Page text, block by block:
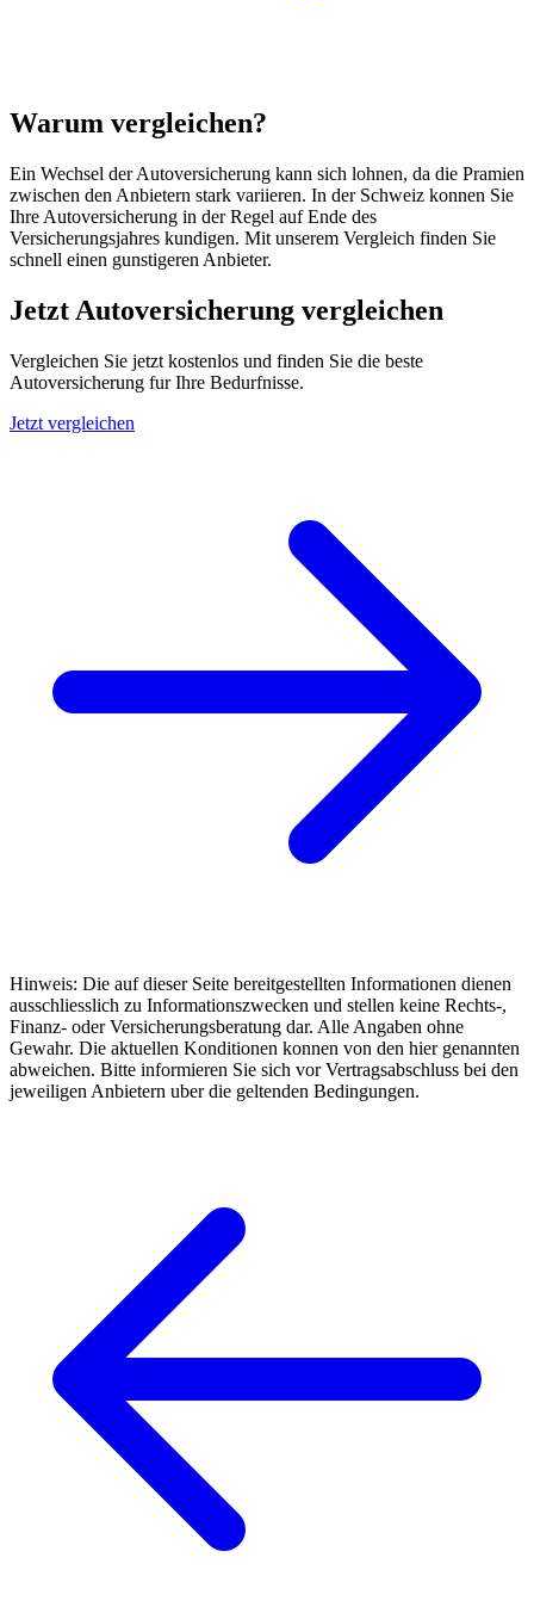
Warum vergleichen?
Ein Wechsel der Autoversicherung kann sich lohnen, da die Pramien
zwischen den Anbietern stark variieren. In der Schweiz konnen Sie
Ihre Autoversicherung in der Regel auf Ende des
Versicherungsjahres kundigen. Mit unserem Vergleich finden Sie
schnell einen gunstigeren Anbieter.
Jetzt Autoversicherung vergleichen
Vergleichen Sie jetzt kostenlos und finden Sie die beste
Autoversicherung fur Ihre Bedurfnisse.
Jetzt vergleichen
Hinweis: Die auf dieser Seite bereitgestellten Informationen dienen
ausschliesslich zu Informationszwecken und stellen keine Rechts-,
Finanz- oder Versicherungsberatung dar. Alle Angaben ohne
Gewahr. Die aktuellen Konditionen konnen von den hier genannten
abweichen. Bitte informieren Sie sich vor Vertragsabschluss bei den
jeweiligen Anbietern uber die geltenden Bedingungen.